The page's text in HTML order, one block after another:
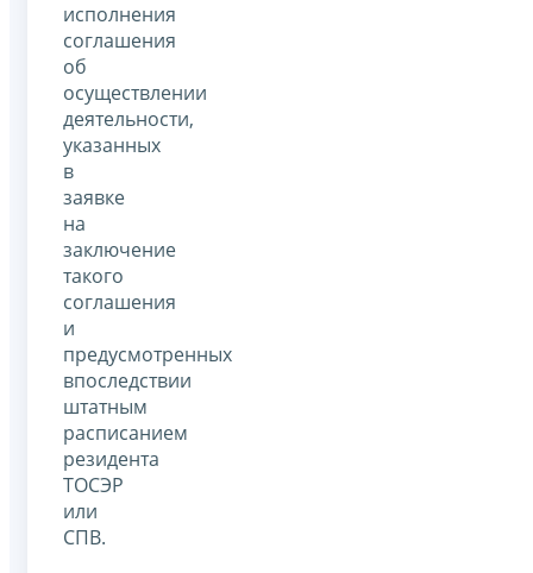
исполнения
соглашения
об
осуществлении
деятельности,
указанных
в
заявке
на
заключение
такого
соглашения
и
предусмотренных
впоследствии
штатным
расписанием
резидента
ТОСЭР
или
СПВ.